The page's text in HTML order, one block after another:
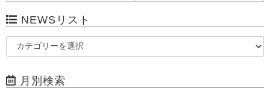
NEWSリスト
月別検索